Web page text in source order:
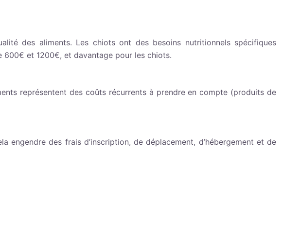
des aliments. Les chiots ont des besoins nutritionnels spécifiques
600€ et 1200€, et davantage pour les chiots.
représentent des coûts récurrents à prendre en compte (produits de
engendre des frais d’inscription, de déplacement, d’hébergement et de